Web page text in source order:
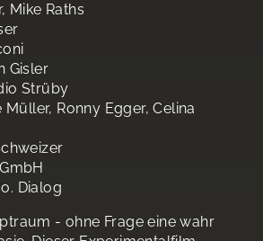
Mike Raths
Gisler
Strüby
Ronny Egger, Celina
Dialog
- ohne Frage eine wahr